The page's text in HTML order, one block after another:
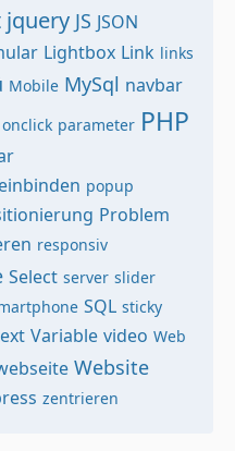
jquery JS JSON
Lightbox Link links
Mobile MySql navbar
onclick parameter PHP
popup
Problem
responsiv
Select server slider
SQL sticky
Variable video Web
Website
zentrieren